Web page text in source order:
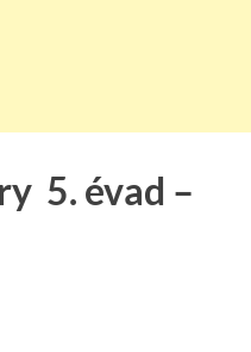
5. évad –